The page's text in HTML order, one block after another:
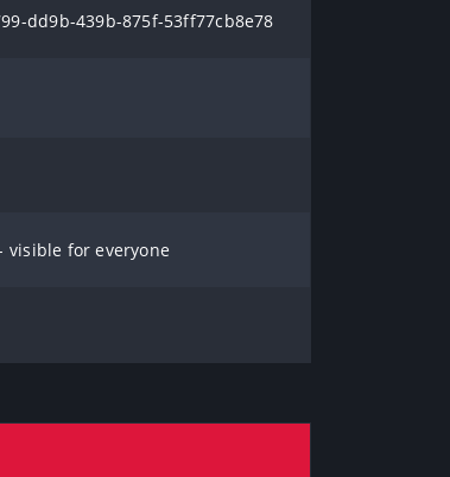
dd9b-439b-875f-53ff77cb8e78
visible for everyone